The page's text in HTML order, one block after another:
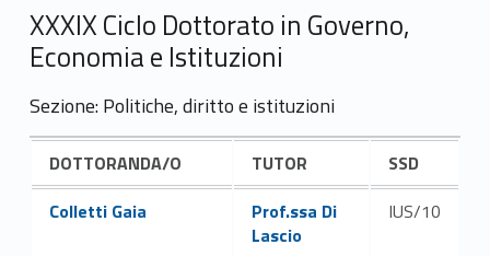
XXXIX Ciclo Dottorato in Governo,
Economia e Istituzioni
Sezione: Politiche, diritto e istituzioni
DOTTORANDA/O TUTOR
SSD
Link identifier #identifier__143420-23
Colletti Gaia Link identifier #identifier__8865-24
Prof.ssa Di
Lascio
IUS/10